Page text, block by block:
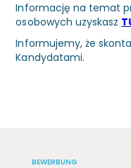
Informację na temat
osobowych uzyskasz
Informujemy, że
Kandydatami.
BEWERBUNG